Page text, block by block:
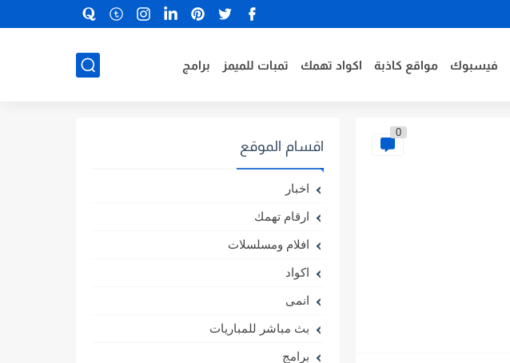
فيسبوك مواقع كاذبة اكواد تهمك تمبات للميمز برامج
0
اقسام الموقع
اخبار
ارقام تهمك
افلام ومسلسلات
اكواد
انمى
بث مباشر للمباريات
برامج